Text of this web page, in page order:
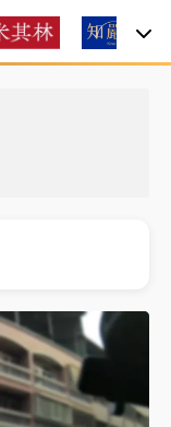
諒向法院聲請遭
約開賣一度塞車
成功 今重開羈